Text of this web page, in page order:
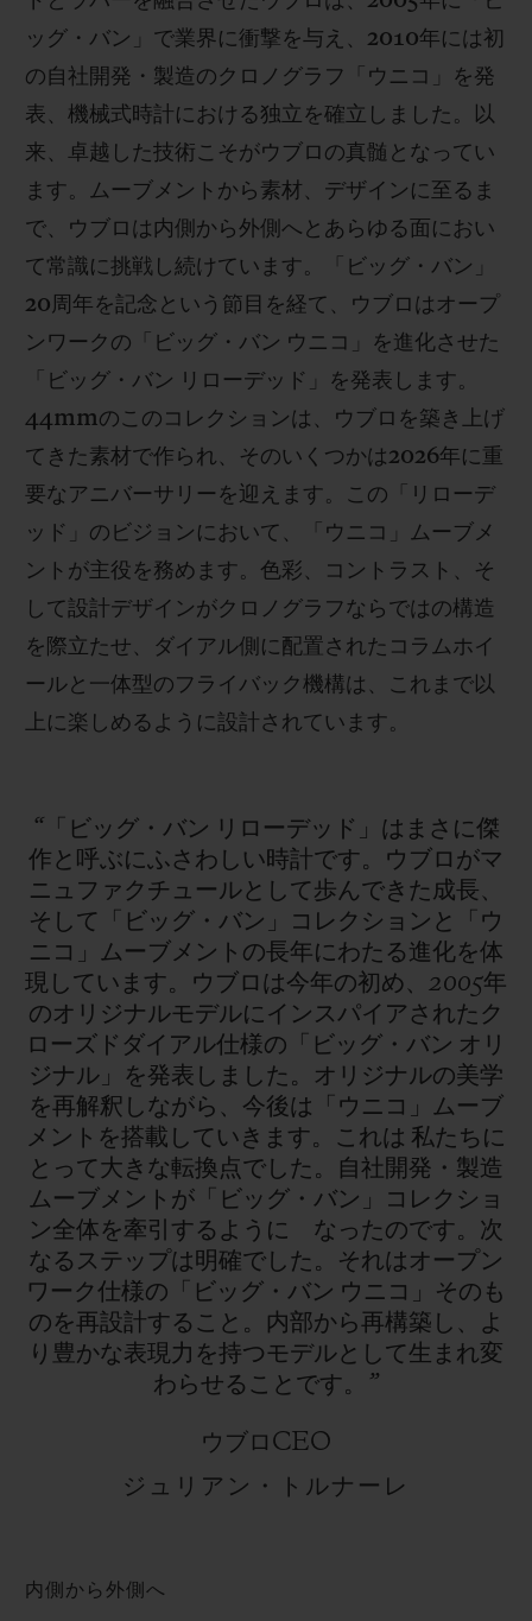
ッグ・バン」で業界に衝撃を与え、2010年には初
の自社開発・製造のクロノグラフ「ウニコ」を発
表、機械式時計における独立を確立しました。以
来、卓越した技術こそがウブロの真髄となってい
ます。ムーブメントから素材、デザインに至るま
で、ウブロは内側から外側へとあらゆる面におい
て常識に挑戦し続けています。「ビッグ・バン」
20周年を記念という節目を経て、ウブロはオープ
ンワークの「ビッグ・バン ウニコ」を進化させた
「ビッグ・バン リローデッド」を発表します。
44mmのこのコレクションは、ウブロを築き上げ
てきた素材で作られ、そのいくつかは2026年に重
要なアニバーサリーを迎えます。この「リローデ
ッド」のビジョンにおいて、「ウニコ」ムーブメ
ントが主役を務めます。色彩、コントラスト、そ
して設計デザインがクロノグラフならではの構造
を際立たせ、ダイアル側に配置されたコラムホイ
ールと一体型のフライバック機構は、これまで以
上に楽しめるように設計されています。
“「ビッグ・バン リローデッド」はまさに傑
作と呼ぶにふさわしい時計です。ウブロがマ
ニュファクチュールとして歩んできた成長、
そして「ビッグ・バン」コレクションと「ウ
ニコ」ムーブメントの長年にわたる進化を体
現しています。ウブロは今年の初め、2005年
のオリジナルモデルにインスパイアされたク
ローズドダイアル仕様の「ビッグ・バン オリ
ジナル」を発表しました。オリジナルの美学
を再解釈しながら、今後は「ウニコ」ムーブ
メントを搭載していきます。これは 私たちに
とって大きな転換点でした。自社開発・製造
ムーブメントが「ビッグ・バン」コレクショ
ン全体を牽引するように なったのです。次
なるステップは明確でした。それはオープン
ワーク仕様の「ビッグ・バン ウニコ」そのも
のを再設計すること。内部から再構築し、よ
り豊かな表現力を持つモデルとして生まれ変
わらせることです。”
ウブロCEO
ジュリアン・トルナーレ
内側から外側へ
配送日数
送料＆返品無料
ギフトポーチ
お問い合わせ
ブティック検索